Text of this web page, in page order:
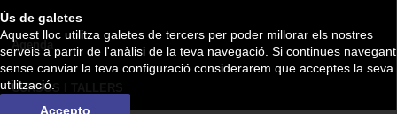
Ús de galetes
Aquest lloc utilitza galetes de tercers per poder millorar els nostres
serveis a partir de l'anàlisi de la teva navegació. Si continues navegant
sense canviar la teva configuració considerarem que acceptes la seva
utilització.
Accepto
Agenda
CURSOS I TALLERS